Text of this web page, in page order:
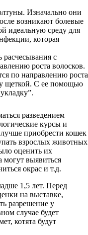
Изначально они
возникают болевые
идеальную среду для
которая
с
роста волосков.
по направлению роста
щеткой. С ее помощью
разведением
курсы и
приобрести кошек
взрослых животных
оценить их
могут выявиться
окрас и т.д.
1,5 лет. Перед
на выставке,
разрешение у
случае будет
котята будут